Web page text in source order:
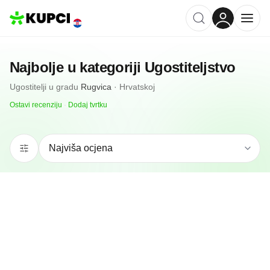
Najbolje u kategoriji Ugostiteljstvo
Ugostitelji u gradu Rugvica · Hrvatskoj
Ostavi recenziju · Dodaj tvrtku